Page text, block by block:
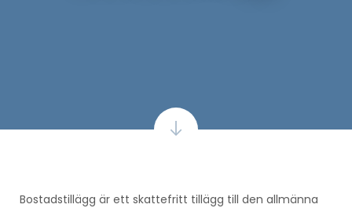
Bostadstillägg är ett skattefritt tillägg till den allmänna